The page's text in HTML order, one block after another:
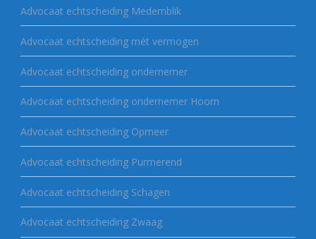
Advocaat echtscheiding Medemblik
Advocaat echtscheiding mét vermogen
Advocaat echtscheiding ondernemer
Advocaat echtscheiding ondernemer Hoorn
Advocaat echtscheiding Opmeer
Advocaat echtscheiding Purmerend
Advocaat echtscheiding Schagen
Advocaat echtscheiding Zwaag